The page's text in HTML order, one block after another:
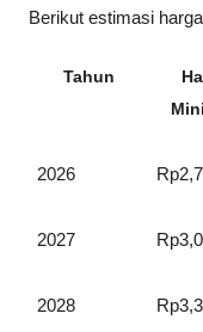
Berikut estimasi
Tahun
2026
2027
2028